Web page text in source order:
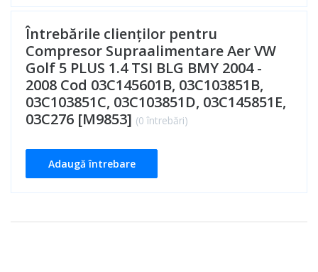
Întrebările clienților pentru
Compresor Supraalimentare Aer VW
Golf 5 PLUS 1.4 TSI BLG BMY 2004 -
2008 Cod 03C145601B, 03C103851B,
03C103851C, 03C103851D, 03C145851E,
03C276 [M9853] (0 întrebări)
Adaugă întrebare